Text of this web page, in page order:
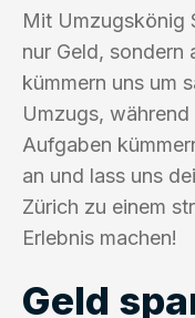
Mit Umzugskönig
nur Geld, sondern
kümmern uns um
Umzugs,
Aufgaben
an und lass uns
Zürich zu einem
Erlebnis machen!
Geld